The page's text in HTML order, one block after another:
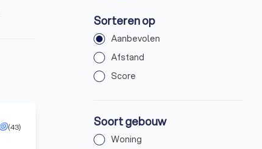
(43)
Sorteren op
Aanbevolen
Afstand
Score
Soort gebouw
Woning